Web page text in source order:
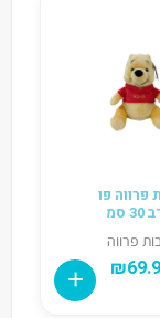
פרווה פו
סמ
פרווה
₪